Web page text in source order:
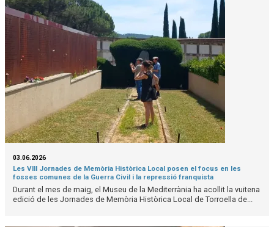
03.06.2026
Les VIII Jornades de Memòria Històrica Local posen el focus en les
fosses comunes de la Guerra Civil i la repressió franquista
Durant el mes de maig, el Museu de la Mediterrània ha acollit la vuitena
edició de les Jornades de Memòria Històrica Local de Torroella de...